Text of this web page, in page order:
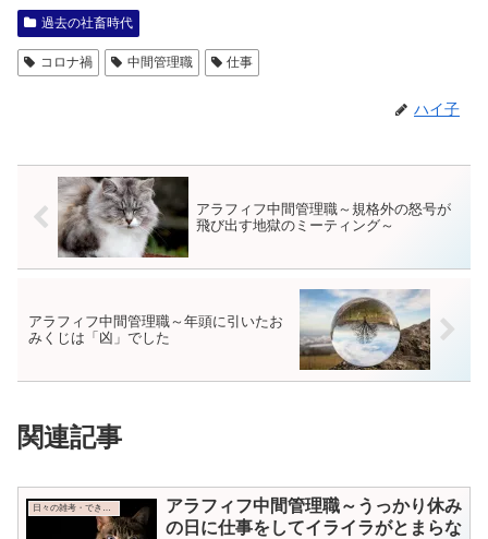
過去の社畜時代
コロナ禍 中間管理職 仕事
ハイ子
アラフィフ中間管理職～規格外の怒号が
飛び出す地獄のミーティング～
アラフィフ中間管理職～年頭に引いたお
みくじは「凶」でした
関連記事
日々の雑考・できごと
アラフィフ中間管理職～うっかり休み
の日に仕事をしてイライラがとまらな